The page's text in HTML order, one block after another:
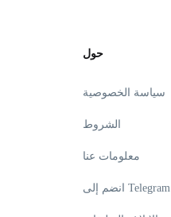
حول
سياسة الخصوصية
الشروط
معلومات عنا
انضم إلى Telegram